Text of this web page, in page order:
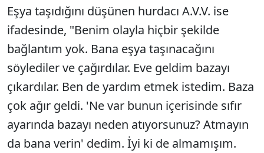
Eşya taşıdığını düşünen hurdacı A.V.V. ise
ifadesinde, "Benim olayla hiçbir şekilde
bağlantım yok. Bana eşya taşınacağını
söylediler ve çağırdılar. Eve geldim bazayı
çıkardılar. Ben de yardım etmek istedim. Baza
çok ağır geldi. 'Ne var bunun içerisinde sıfır
ayarında bazayı neden atıyorsunuz? Atmayın
da bana verin' dedim. İyi ki de almamışım.